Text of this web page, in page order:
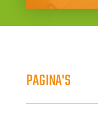
PAGINA'S